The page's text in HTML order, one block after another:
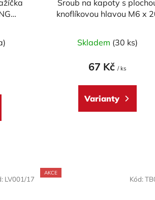
Šroub na kapoty s
knoflíkovou hlavou M6 x
Skladem (30 ks)
67 Kč/ ks
Varianty
LV001/17
AKCE
Kód: